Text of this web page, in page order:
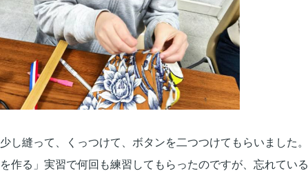
し縫って、くっつけて、ボタンを二つつけてもらいました。
作る」 実習で何回も練習してもらったのですが、忘れてい